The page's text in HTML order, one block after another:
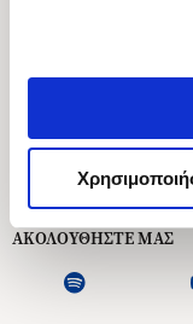
Εξυπηρέτηση Πελατών
ΑΚΟΛΟΥΘΗΣΤΕ ΜΑΣ